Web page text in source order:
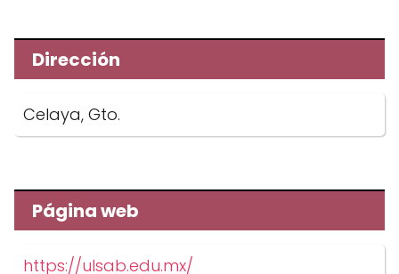
Dirección
Celaya, Gto.
Página web
https://ulsab.edu.mx/